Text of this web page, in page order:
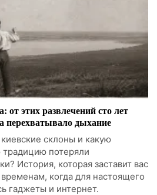
от этих развлечений сто лет
перехватывало дыхание
склоны и какую
потеряли
История, которая заставит вас
когда для настоящего
гаджеты и интернет.